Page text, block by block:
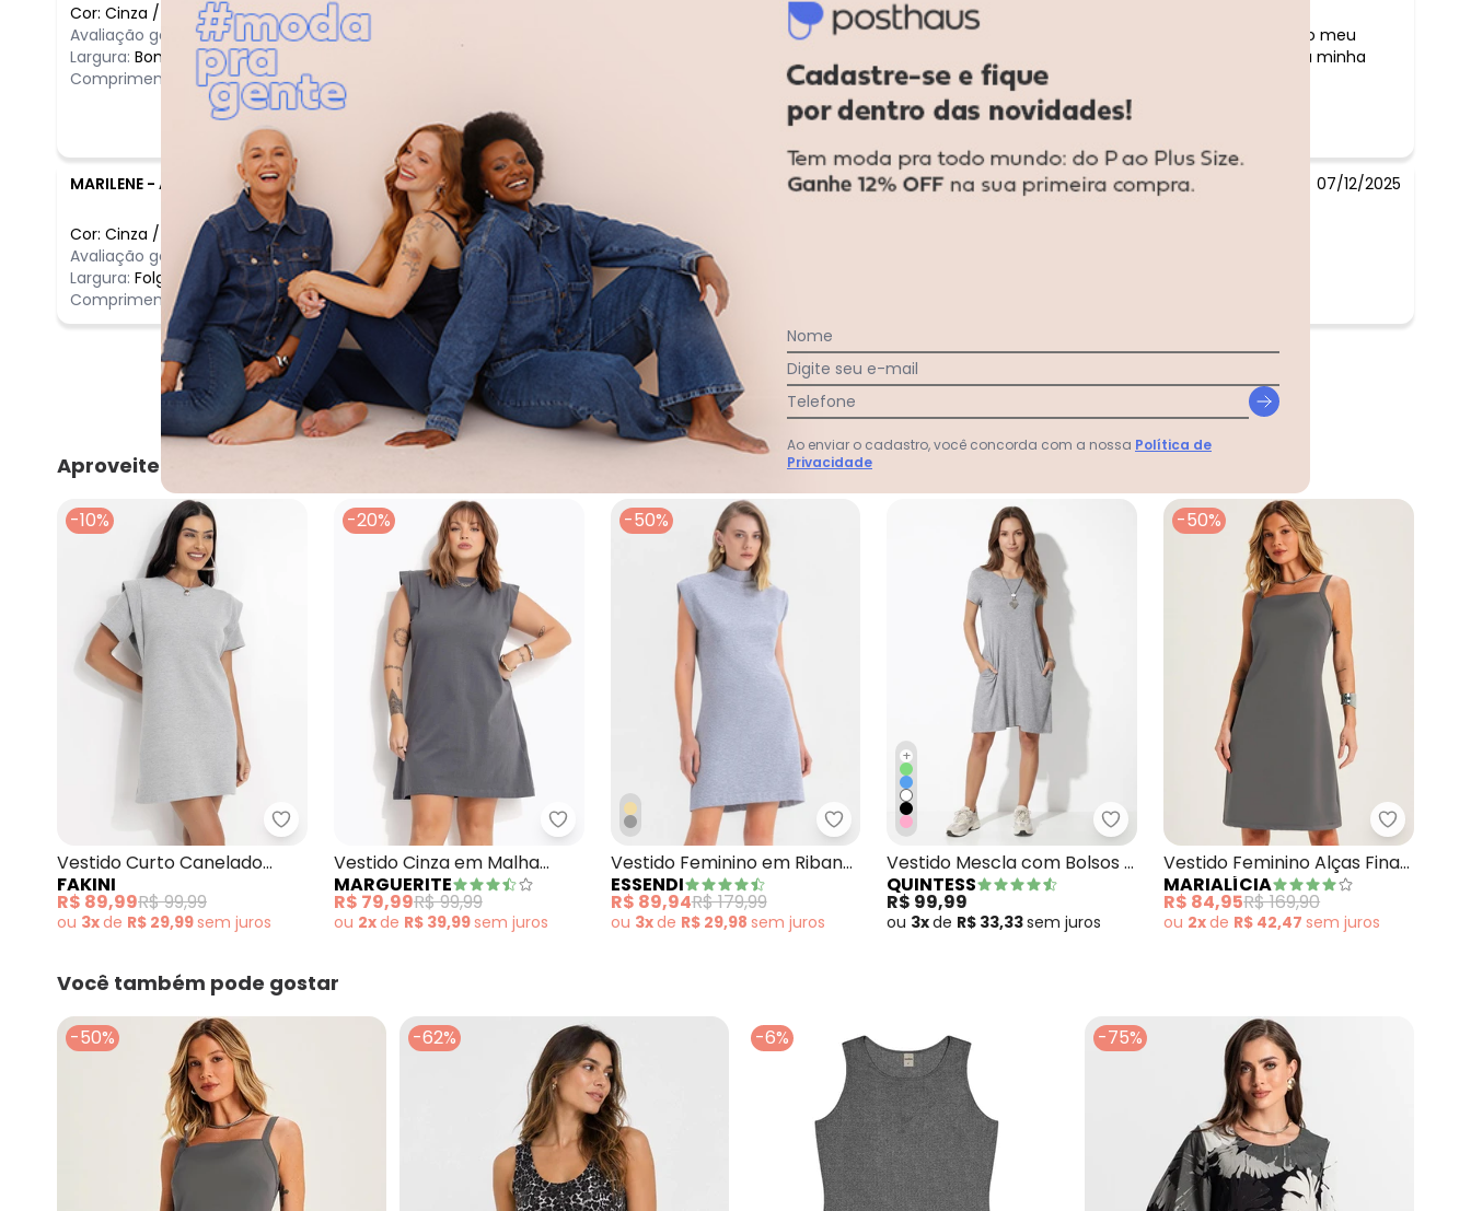
Cor: Cinza /
Avaliação geral do produto: Ruim
Largura: Bom
Comprimento:
Bom
Gostei , amei o vestido ¿¿, ficou certo no meu
corpo, tecido macio..Foi um presente da minha
filha de bom gosto...
MARILENE - ANAPOLIS - GO 07/12/2025
Cor: Cinza /
Avaliação geral do produto: Ótimo
Largura: Folgado
Comprimento: Longo
Comentário:
Ótimo
Ver todas as avaliações
Aproveite e compre junto
-10%
Fakini - Vestido Curto Canelado Cinza
Vestido Curto Canelado
Cinza
FAKINI
R$ 89,99R$ 99,99
ou 3xde R$ 29,99sem juros
-20%
Marguerite - Vestido Cinza em Malha Cotton
Vestido Cinza em Malha
Cotton
MARGUERITE
R$ 79,99R$ 99,99
ou 2xde R$ 39,99sem juros
-50%
Essendi - Vestido Feminino em Ribana Cinza
Vestido Feminino em Ribana
Cinza
ESSENDI
R$ 89,94R$ 179,99
ou 3xde R$ 29,98 sem juros
+
Quintess - Vestido Mescla com Bolsos e
Vestido Mescla com Bolsos e
Mangas Curtas
QUINTESS
R$ 99,99
ou 3xde R$ 33,33semjuros
-50%
Vestido Feminino Alças Finas
com Botões Cinza
MARIALÍCIA
R$ 84,95R$ 169,90
ou 2xde R$ 42,47semjuros
Você também pode gostar
-50% -62% -6% -75%
Nome
Digite seu e-mail
Telefone
Ao enviar o cadastro, você concorda com a nossa Política de
Privacidade